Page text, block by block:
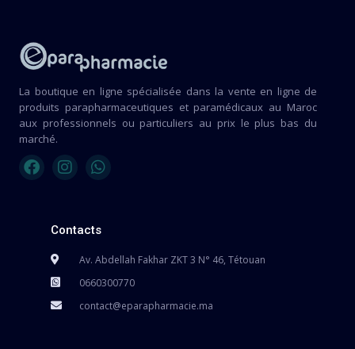
La boutique en ligne spécialisée dans la vente en ligne de
produits parapharmaceutiques et paramédicaux au Maroc
aux professionnels ou particuliers au prix le plus bas du
marché.
Contacts
Av. Abdellah Fakhar ZKT 3 N° 46, Tétouan
0660300770
contact@eparapharmacie.ma